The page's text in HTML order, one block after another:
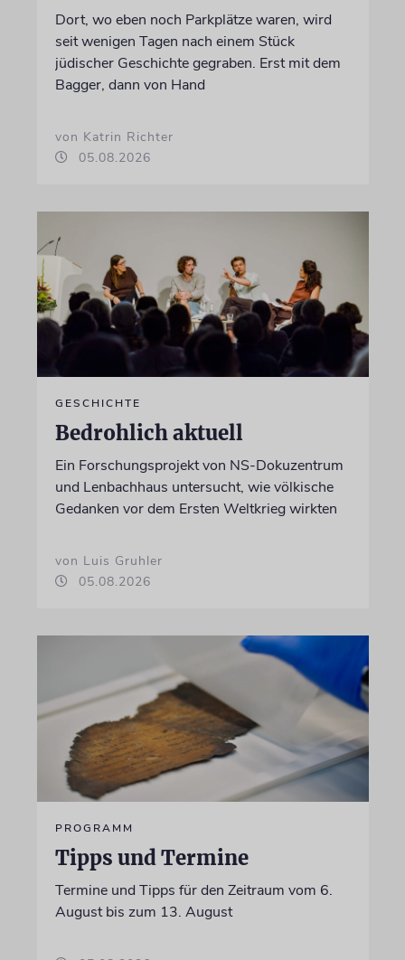
Dort, wo eben noch Parkplätze waren, wird
seit wenigen Tagen nach einem Stück
jüdischer Geschichte gegraben. Erst mit dem
Bagger, dann von Hand
von Katrin Richter
05.08.2026
GESCHICHTE
Bedrohlich aktuell
Ein Forschungsprojekt von NS-Dokuzentrum
und Lenbachhaus untersucht, wie völkische
Gedanken vor dem Ersten Weltkrieg wirkten
von Luis Gruhler
05.08.2026
PROGRAMM
Tipps und Termine
Termine und Tipps für den Zeitraum vom 6.
August bis zum 13. August